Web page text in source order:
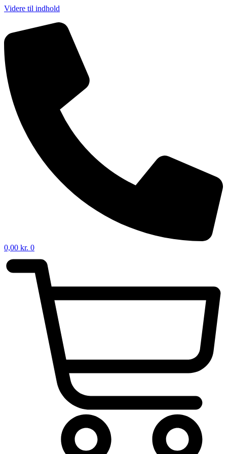
Videre til indhold
0,00 kr. 0